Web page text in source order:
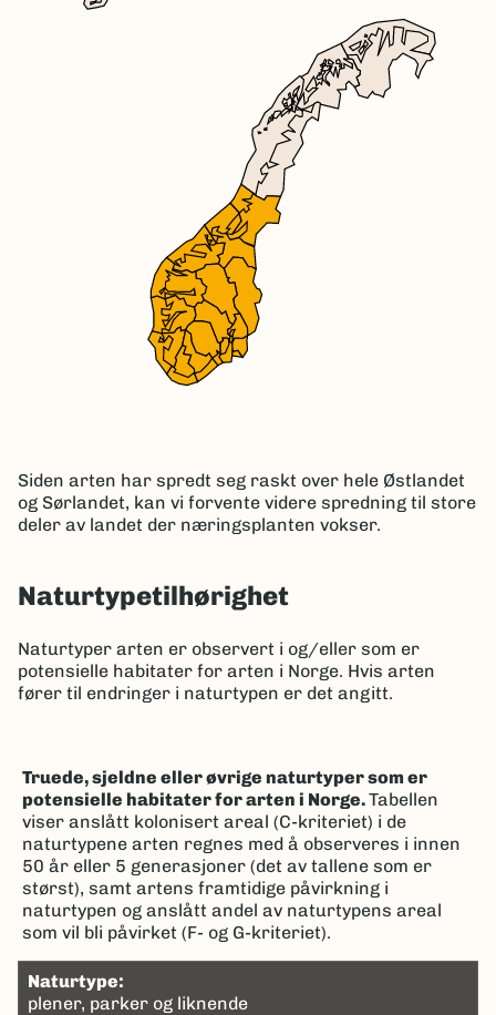
Siden arten har spredt seg raskt over hele Østlandet
og Sørlandet, kan vi forvente videre spredning til store
deler av landet der næringsplanten vokser.
Naturtypetilhørighet
Naturtyper arten er observert i og/eller som er
potensielle habitater for arten i Norge. Hvis arten
fører til endringer i naturtypen er det angitt.
Truede, sjeldne eller øvrige naturtyper som er
potensielle habitater for arten i Norge.Tabellen
viser anslått kolonisert areal (C-kriteriet) i de
naturtypene arten regnes med å observeres i innen
50 år eller 5 generasjoner (det av tallene som er
størst), samt artens framtidige påvirkning i
naturtypen og anslått andel av naturtypens areal
som vil bli påvirket (F- og G-kriteriet).
naturtype:
plener, parker og liknende